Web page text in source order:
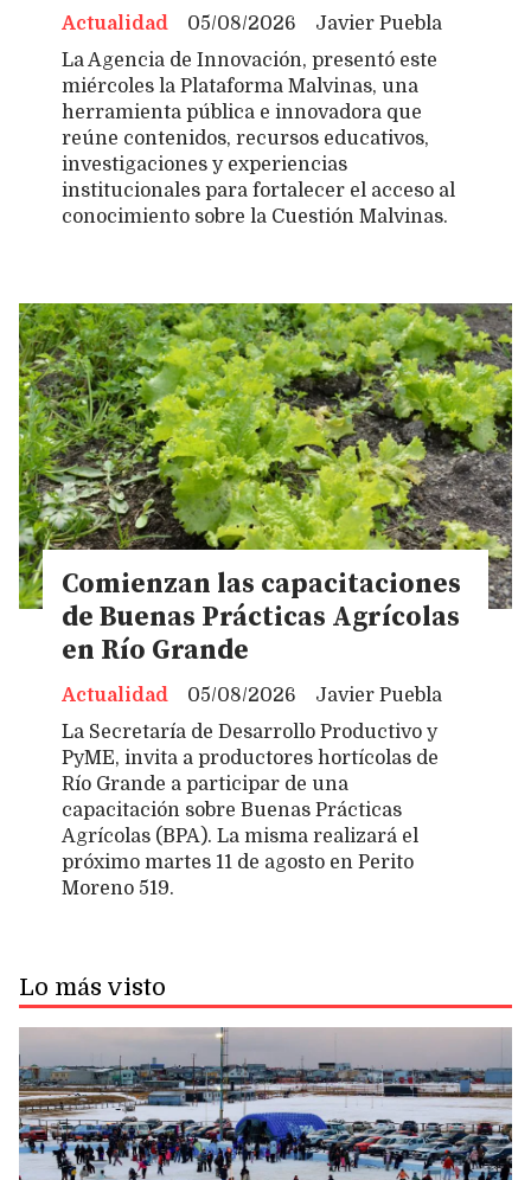
Javier Puebla
Actualidad
05/08/2026
La Agencia de Innovación, presentó este
miércoles la Plataforma Malvinas, una
herramienta pública e innovadora que
reúne contenidos, recursos educativos,
investigaciones y experiencias
institucionales para fortalecer el acceso al
conocimiento sobre la Cuestión Malvinas.
Comienzan las capacitaciones
de Buenas Prácticas Agrícolas
en Río Grande
Javier Puebla
Actualidad
05/08/2026
La Secretaría de Desarrollo Productivo y
PyME, invita a productores hortícolas de
Río Grande a participar de una
capacitación sobre Buenas Prácticas
Agrícolas (BPA). La misma realizará el
próximo martes 11 de agosto en Perito
Moreno 519.
Lo más visto